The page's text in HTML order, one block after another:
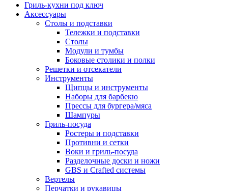
Гриль-кухни под ключ
Аксессуары
Столы и подставки
Тележки и подставки
Столы
Модули и тумбы
Боковые столики и полки
Решетки и отсекатели
Инструменты
Щипцы и инструменты
Наборы для барбекю
Прессы для бургера/мяса
Шампуры
Гриль-посуда
Ростеры и подставки
Противни и сетки
Воки и гриль-посуда
Разделочные доски и ножи
GBS и Crafted системы
Вертелы
Перчатки и рукавицы